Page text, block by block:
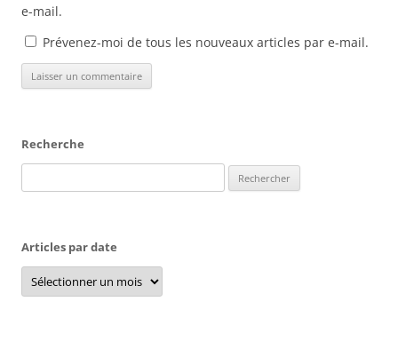
e-mail.
Prévenez-moi de tous les nouveaux articles par e-mail.
Recherche
Articles par date
Articles
par
date